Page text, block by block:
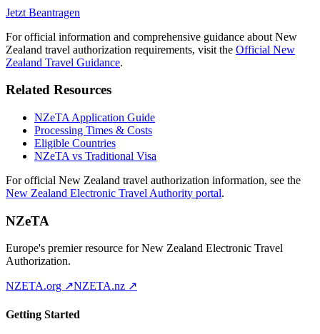
Jetzt Beantragen
For official information and comprehensive guidance about New
Zealand travel authorization requirements, visit the Official New
Zealand Travel Guidance.
Related Resources
NZeTA Application Guide
Processing Times & Costs
Eligible Countries
NZeTA vs Traditional Visa
For official New Zealand travel authorization information, see the
New Zealand Electronic Travel Authority portal.
NZeTA
Europe's premier resource for New Zealand Electronic Travel
Authorization.
NZETA.org ↗NZETA.nz ↗
Getting Started